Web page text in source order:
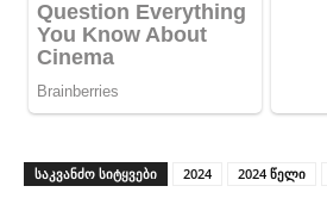
ᲡᲐᲙᲕᲐᲜᲫᲝ ᲡᲘᲢᲧᲕᲔᲑᲘ 2024 2024 წელი